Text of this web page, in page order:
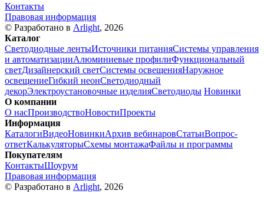
Контакты
Правовая информация
© Разработано в Arlight, 2026
Каталог
Светодиодные лентыИсточники питанияСистемы управления
и автоматизацииАлюминиевые профилиФункциональный
светДизайнерский светСистемы освещенияНаружное
освещениеГибкий неонСветодиодный
декорЭлектроустановочные изделияСветодиоды Новинки
О компании
О насПроизводствоНовостиПроекты
Информация
КаталогиВидеоНовинкиАрхив вебинаровСтатьиВопрос-
ответКалькуляторыСхемы монтажаФайлы и программы
Покупателям
КонтактыШоурум
Правовая информация
© Разработано в Arlight, 2026